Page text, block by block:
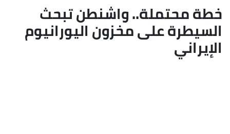
خطة محتملة.. واشنطن تبحث
السيطرة على مخزون اليورانيوم
الإيراني